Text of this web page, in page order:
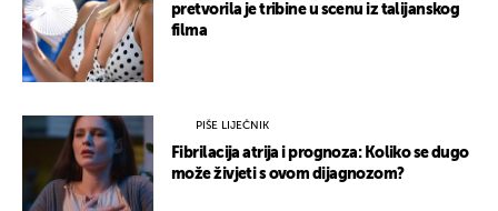
pretvorila je tribine u scenu iz talijanskog
filma
PIŠE LIJEČNIK
Fibrilacija atrija i prognoza: Koliko se dugo
može živjeti s ovom dijagnozom?